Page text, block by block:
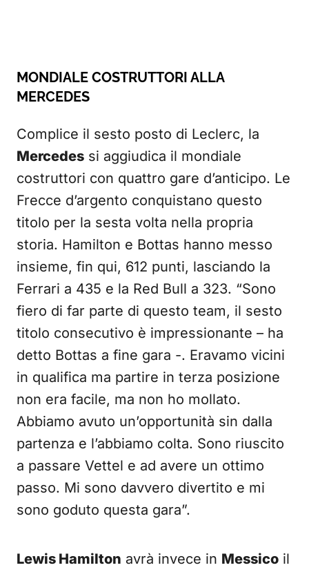
MONDIALE COSTRUTTORI ALLA
MERCEDES
Complice il sesto posto di Leclerc, la
Mercedes si aggiudica il mondiale
costruttori con quattro gare d’anticipo. Le
Frecce d’argento conquistano questo
titolo per la sesta volta nella propria
storia. Hamilton e Bottas hanno messo
insieme, fin qui, 612 punti, lasciando la
Ferrari a 435 e la Red Bull a 323. “Sono
fiero di far parte di questo team, il sesto
titolo consecutivo è impressionante – ha
detto Bottas a fine gara -. Eravamo vicini
in qualifica ma partire in terza posizione
non era facile, ma non ho mollato.
Abbiamo avuto un’opportunità sin dalla
partenza e l’abbiamo colta. Sono riuscito
a passare Vettel e ad avere un ottimo
passo. Mi sono davvero divertito e mi
sono goduto questa gara”.
Lewis Hamilton avrà invece in Messico il